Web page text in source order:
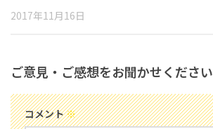
2017年11月16日
ご意見・ご感想をお聞かせください
コメント※